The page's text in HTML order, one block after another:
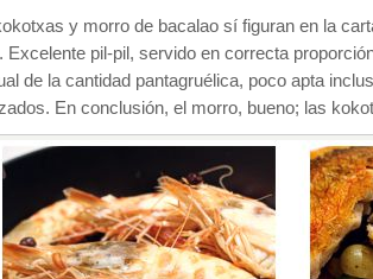
y morro de bacalao sí figuran en la
Excelente pil-pil, servido en correcta
de la cantidad pantagruélica, poco apta
En conclusión, el morro, bueno; las